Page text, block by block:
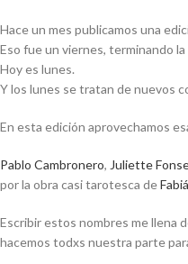
Hace un mes publicamos una
Eso fue un viernes, terminando la
Hoy es lunes.
Y los lunes se tratan de nuevos
En esta edición aprovechamos
Pablo Cambronero, Juliette
por la obra casi tarotesca de
Escribir estos nombres me llena
hacemos todxs nuestra parte